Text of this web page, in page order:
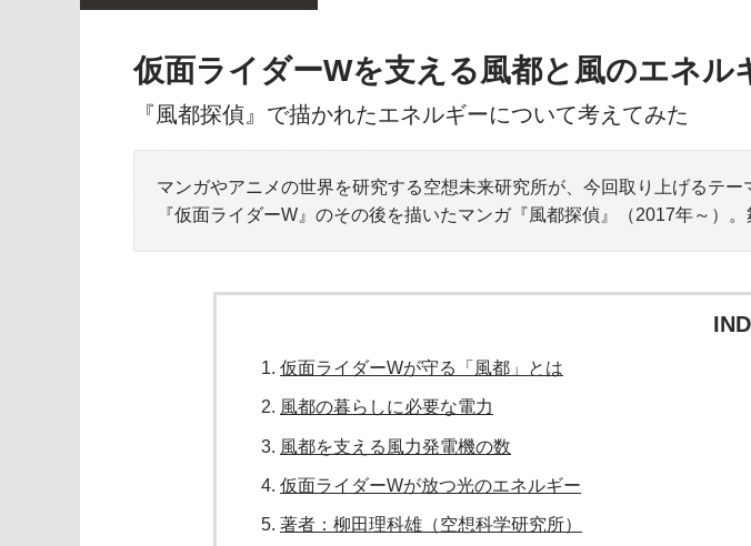
仮面ライダーWを支える風都と風のエネル
『風都探偵』で描かれたエネルギーについて考えてみた
マンガやアニメの世界を研究する空想未来研究所が、今回取り上げるテ
『仮面ライダーW』のその後を描いたマンガ『風都探偵』（2017年～）
仮面ライダーWが守る「風都」とは
風都の暮らしに必要な電力
風都を支える風力発電機の数
仮面ライダーWが放つ光のエネルギー
著者：柳田理科雄（空想科学研究所）